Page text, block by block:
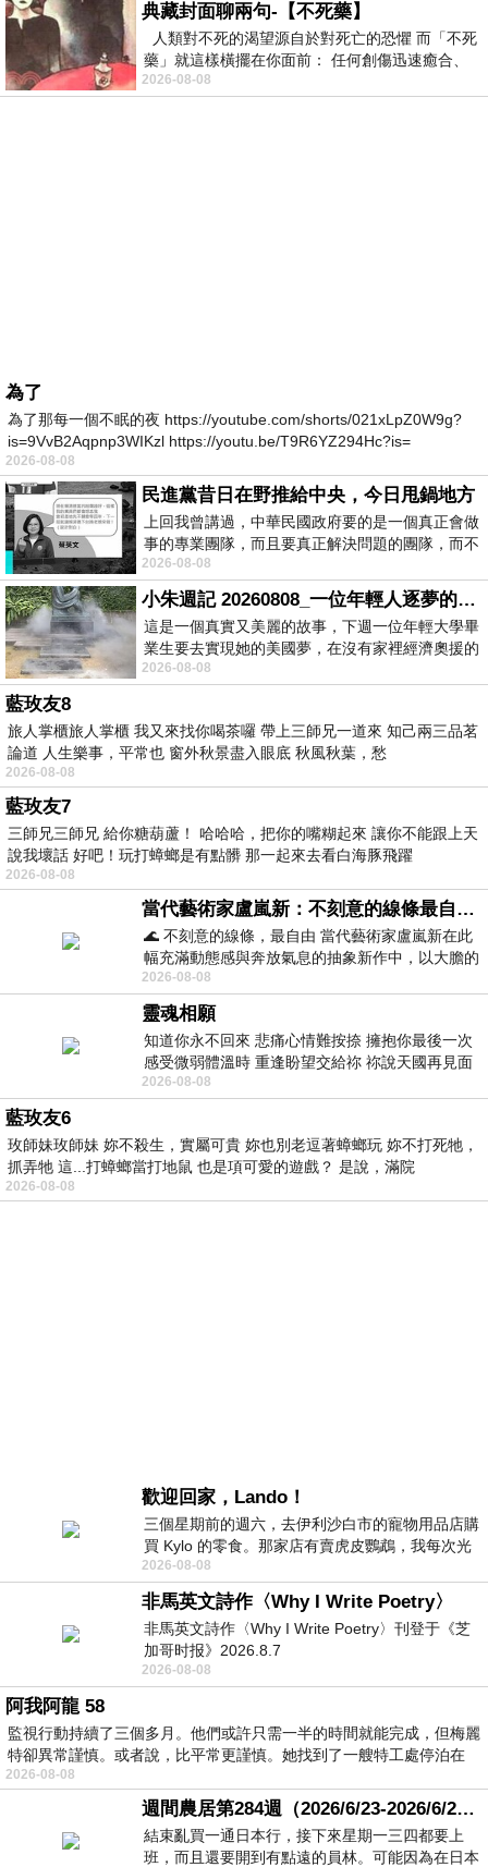
典藏封面聊兩句-【不死藥】
人類對不死的渴望源自於對死亡的恐懼 而「不死
藥」就這樣橫擺在你面前： 任何創傷迅速癒合、
停止衰老、痛覺消失…堪
2026-08-08
為了
為了那每一個不眠的夜 https://youtube.com/shorts/021xLpZ0W9g?
is=9VvB2Aqpnp3WIKzl https://youtu.be/T9R6YZ294Hc?is=
2026-08-08
民進黨昔日在野推給中央，今日甩鍋地方
上回我曾講過，中華民國政府要的是一個真正會做
事的專業團隊，而且要真正解決問題的團隊，而不
是只會到處甩鍋的雙標團隊，最近民進黨
2026-08-08
小朱週記 20260808_一位年輕人逐夢的真實故事
這是一個真實又美麗的故事，下週一位年輕大學畢
業生要去實現她的美國夢，在沒有家裡經濟奧援的
情況下，靠著自我努力工作累積出國基
2026-08-08
藍玫友8
旅人掌櫃旅人掌櫃 我又來找你喝茶囉 帶上三師兄一道來 知己兩三品茗
論道 人生樂事，平常也 窗外秋景盡入眼底 秋風秋葉，愁
2026-08-08
藍玫友7
三師兄三師兄 給你糖葫蘆！ 哈哈哈，把你的嘴糊起來 讓你不能跟上天
說我壞話 好吧！玩打蟑螂是有點髒 那一起來去看白海豚飛躍
2026-08-08
當代藝術家盧嵐新：不刻意的線條最自由，讓色彩流動、筆觸自己說話
🌊 不刻意的線條，最自由 當代藝術家盧嵐新在此
幅充滿動態感與奔放氣息的抽象新作中，以大膽的
藍色顏料在白色畫布上揮灑、壓印與流淌
2026-08-08
靈魂相願
知道你永不回來 悲痛心情難按捺 擁抱你最後一次
感受微弱體溫時 重逢盼望交給祢 祢說天國再見面
此刻忍淚說別離 他日靈魂再
2026-08-08
藍玫友6
玫師妹玫師妹 妳不殺生，實屬可貴 妳也別老逗著蟑螂玩 妳不打死牠，
抓弄牠 這...打蟑螂當打地鼠 也是項可愛的遊戲？ 是說，滿院
2026-08-08
歡迎回家，Lando！
三個星期前的週六，去伊利沙白市的寵物用品店購
買 Kylo 的零食。那家店有賣虎皮鸚鵡，我每次光
顧都會去看一下。他們偶爾會引進 C
2026-08-08
非馬英文詩作〈Why I Write Poetry〉
非馬英文詩作〈Why I Write Poetry〉刊登于《芝
加哥时报》2026.8.7
2026-08-08
阿我阿龍 58
監視行動持續了三個多月。他們或許只需一半的時間就能完成，但梅麗
特卻異常謹慎。或者說，比平常更謹慎。她找到了一艘特工處停泊在
2026-08-08
週間農居第284週（2026/6/23-2026/6/24) 夏至 金黃稻浪洋溢豐收喜悅
結束亂買一通日本行，接下來星期一三四都要上
班，而且還要開到有點遠的員林。可能因為在日本